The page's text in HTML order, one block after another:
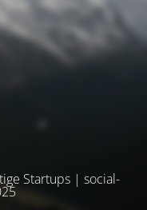
Startups | social-